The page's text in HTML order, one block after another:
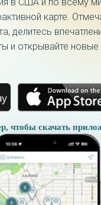
в США и по всему
карте.
делитесь
и открывайте
чтобы скачать